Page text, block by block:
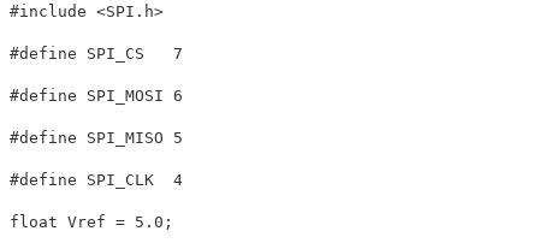
#include <SPI.h>
#define SPI_CS   7
#define SPI_MOSI 6
#define SPI_MISO 5
float Vref = 5.0 ;